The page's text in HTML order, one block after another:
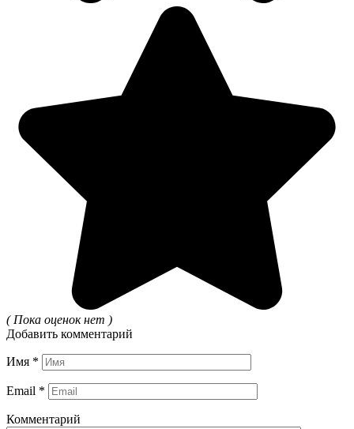
( Пока оценок нет )
Добавить комментарий
Имя *
Email *
Комментарий